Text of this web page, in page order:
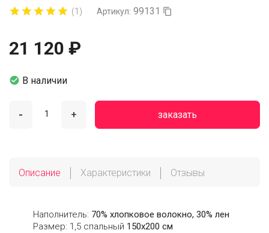

 (1) Артикул: 99131 
21 120 ₽
 В наличии
- + заказать
Описание Характеристики Отзывы
Наполнитель: 70% хлопковое волокно, 30% лен
Размер: 1,5 спальный 150х200 см